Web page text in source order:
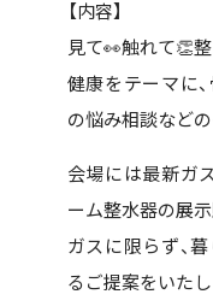
【内容】
見て👀触れて👏整
健康をテーマに、
の悩み相談など
会場には最新ガ
ーム整水器の展
ガスに限らず、
るご提案をいた